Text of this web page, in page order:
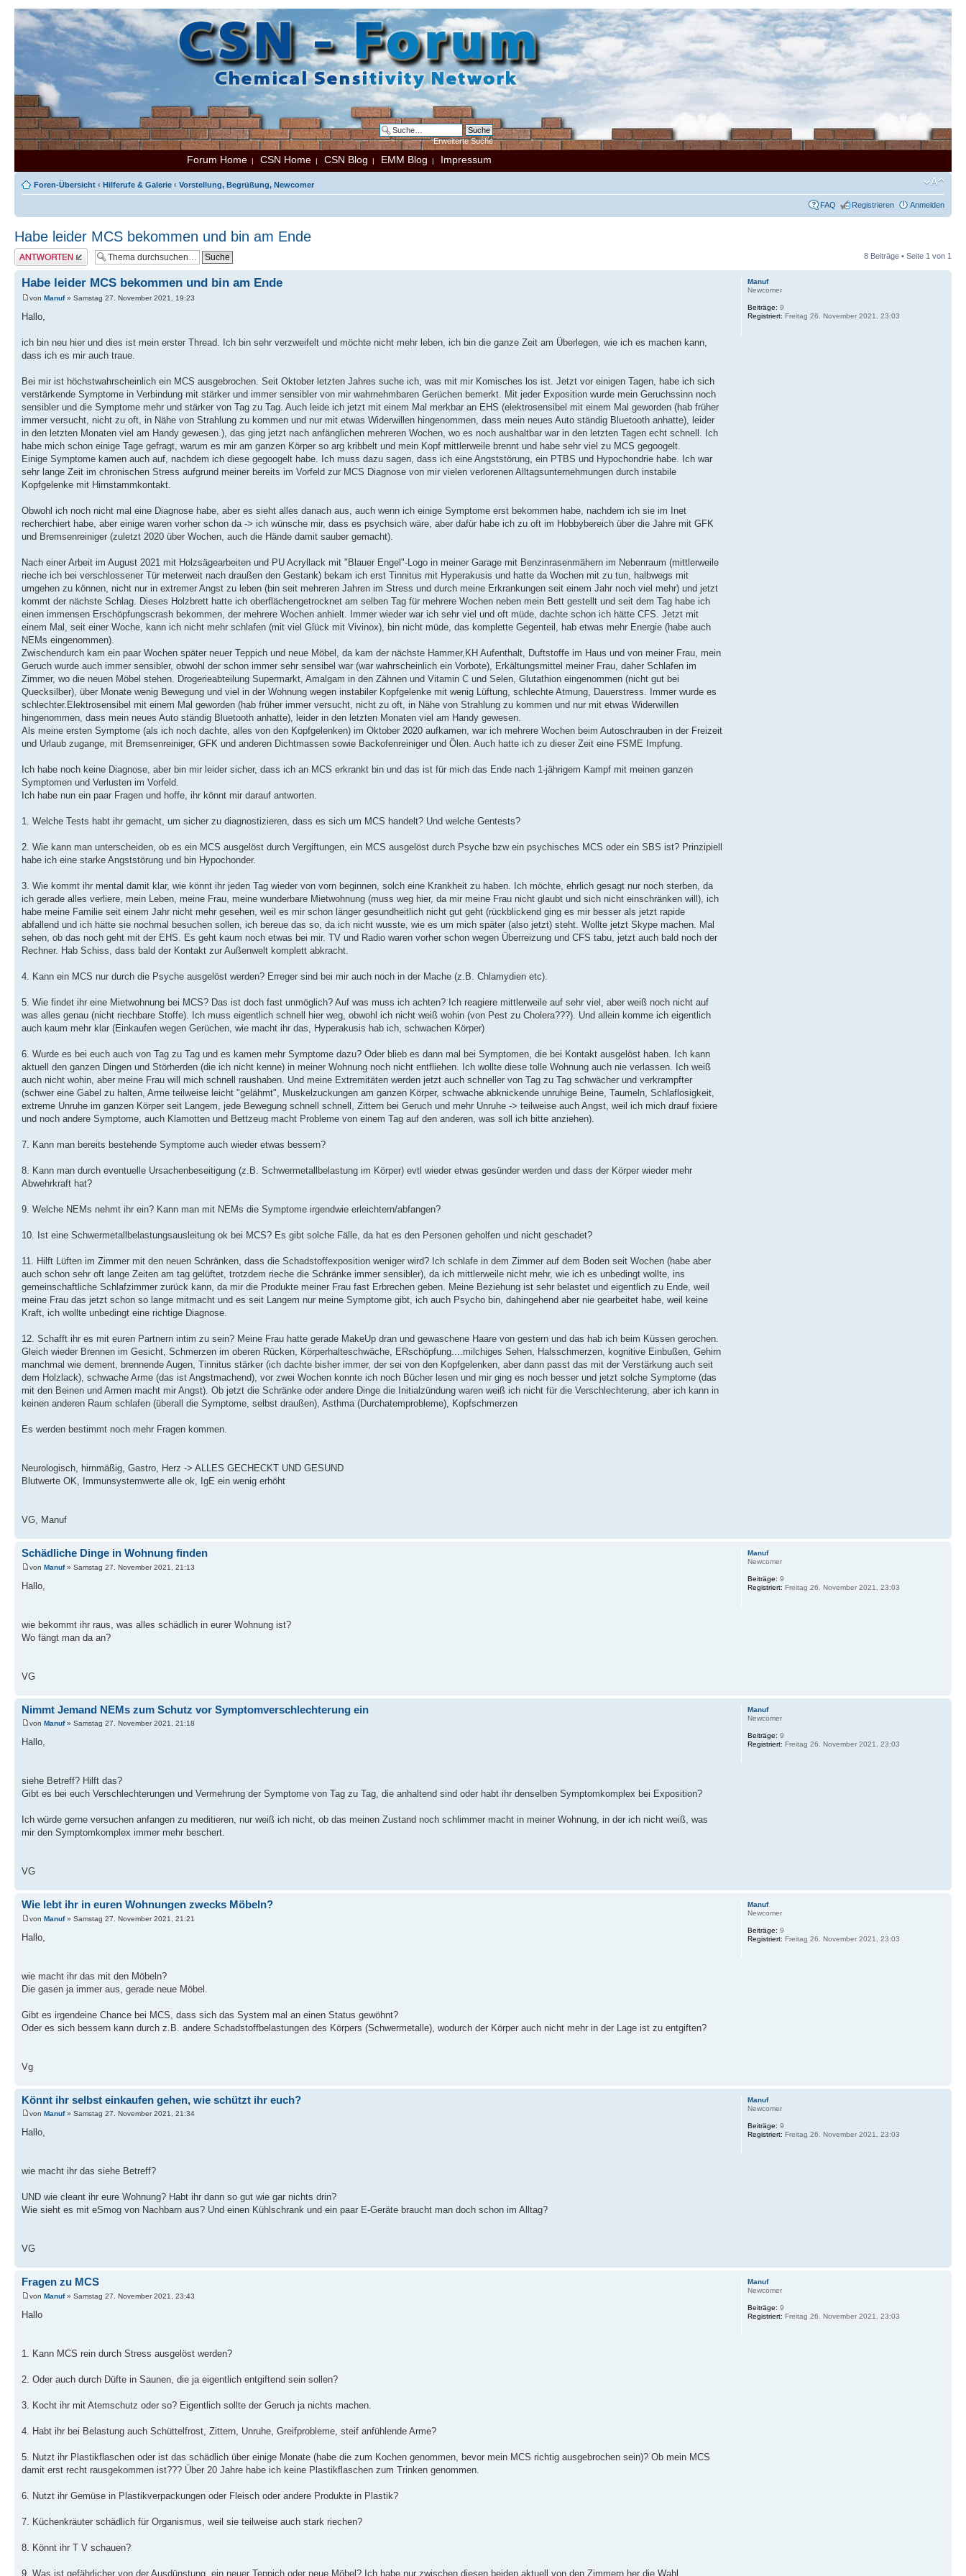
Erweiterte Suche
Forum Home | CSN Home | CSN Blog | EMM Blog | Impressum
Foren-Übersicht ‹ Hilferufe & Galerie ‹ Vorstellung, Begrüßung, Newcomer
FAQ Registrieren Anmelden
Habe leider MCS bekommen und bin am Ende
Antwort erstellen 8 Beiträge • Seite 1 von 1
Habe leider MCS bekommen und bin am Ende
von Manuf» Samstag 27. November 2021, 19:23
Hallo,
ich bin neu hier und dies ist mein erster Thread. Ich bin sehr verzweifelt und möchte nicht mehr leben, ich bin die ganze Zeit am Überlegen, wie ich es machen kann,
dass ich es mir auch traue.
Bei mir ist höchstwahrscheinlich ein MCS ausgebrochen. Seit Oktober letzten Jahres suche ich, was mit mir Komisches los ist. Jetzt vor einigen Tagen, habe ich sich
verstärkende Symptome in Verbindung mit stärker und immer sensibler von mir wahrnehmbaren Gerüchen bemerkt. Mit jeder Exposition wurde mein Geruchssinn noch
sensibler und die Symptome mehr und stärker von Tag zu Tag. Auch leide ich jetzt mit einem Mal merkbar an EHS (elektrosensibel mit einem Mal geworden (hab früher
immer versucht, nicht zu oft, in Nähe von Strahlung zu kommen und nur mit etwas Widerwillen hingenommen, dass mein neues Auto ständig Bluetooth anhatte), leider
in den letzten Monaten viel am Handy gewesen.), das ging jetzt nach anfänglichen mehreren Wochen, wo es noch aushaltbar war in den letzten Tagen echt schnell. Ich
habe mich schon einige Tage gefragt, warum es mir am ganzen Körper so arg kribbelt und mein Kopf mittlerweile brennt und habe sehr viel zu MCS gegoogelt.
Einige Symptome kamen auch auf, nachdem ich diese gegoogelt habe. Ich muss dazu sagen, dass ich eine Angststörung, ein PTBS und Hypochondrie habe. Ich war
sehr lange Zeit im chronischen Stress aufgrund meiner bereits im Vorfeld zur MCS Diagnose von mir vielen verlorenen Alltagsunternehmungen durch instabile
Kopfgelenke mit Hirnstammkontakt.
Obwohl ich noch nicht mal eine Diagnose habe, aber es sieht alles danach aus, auch wenn ich einige Symptome erst bekommen habe, nachdem ich sie im Inet
recherchiert habe, aber einige waren vorher schon da -> ich wünsche mir, dass es psychsich wäre, aber dafür habe ich zu oft im Hobbybereich über die Jahre mit GFK
und Bremsenreiniger (zuletzt 2020 über Wochen, auch die Hände damit sauber gemacht).
Nach einer Arbeit im August 2021 mit Holzsägearbeiten und PU Acryllack mit "Blauer Engel"-Logo in meiner Garage mit Benzinrasenmähern im Nebenraum (mittlerweile
rieche ich bei verschlossener Tür meterweit nach draußen den Gestank) bekam ich erst Tinnitus mit Hyperakusis und hatte da Wochen mit zu tun, halbwegs mit
umgehen zu können, nicht nur in extremer Angst zu leben (bin seit mehreren Jahren im Stress und durch meine Erkrankungen seit einem Jahr noch viel mehr) und jetzt
kommt der nächste Schlag. Dieses Holzbrett hatte ich oberflächengetrocknet am selben Tag für mehrere Wochen neben mein Bett gestellt und seit dem Tag habe ich
einen immensen Erschöpfungscrash bekommen, der mehrere Wochen anhielt. Immer wieder war ich sehr viel und oft müde, dachte schon ich hätte CFS. Jetzt mit
einem Mal, seit einer Woche, kann ich nicht mehr schlafen (mit viel Glück mit Vivinox), bin nicht müde, das komplette Gegenteil, hab etwas mehr Energie (habe auch
NEMs eingenommen).
Zwischendurch kam ein paar Wochen später neuer Teppich und neue Möbel, da kam der nächste Hammer,KH Aufenthalt, Duftstoffe im Haus und von meiner Frau, mein
Geruch wurde auch immer sensibler, obwohl der schon immer sehr sensibel war (war wahrscheinlich ein Vorbote), Erkältungsmittel meiner Frau, daher Schlafen im
Zimmer, wo die neuen Möbel stehen. Drogerieabteilung Supermarkt, Amalgam in den Zähnen und Vitamin C und Selen, Glutathion eingenommen (nicht gut bei
Quecksilber), über Monate wenig Bewegung und viel in der Wohnung wegen instabiler Kopfgelenke mit wenig Lüftung, schlechte Atmung, Dauerstress. Immer wurde es
schlechter.Elektrosensibel mit einem Mal geworden (hab früher immer versucht, nicht zu oft, in Nähe von Strahlung zu kommen und nur mit etwas Widerwillen
hingenommen, dass mein neues Auto ständig Bluetooth anhatte), leider in den letzten Monaten viel am Handy gewesen.
Als meine ersten Symptome (als ich noch dachte, alles von den Kopfgelenken) im Oktober 2020 aufkamen, war ich mehrere Wochen beim Autoschrauben in der Freizeit
und Urlaub zugange, mit Bremsenreiniger, GFK und anderen Dichtmassen sowie Backofenreiniger und Ölen. Auch hatte ich zu dieser Zeit eine FSME Impfung.
Ich habe noch keine Diagnose, aber bin mir leider sicher, dass ich an MCS erkrankt bin und das ist für mich das Ende nach 1-jährigem Kampf mit meinen ganzen
Symptomen und Verlusten im Vorfeld.
Ich habe nun ein paar Fragen und hoffe, ihr könnt mir darauf antworten.
1. Welche Tests habt ihr gemacht, um sicher zu diagnostizieren, dass es sich um MCS handelt? Und welche Gentests?
2. Wie kann man unterscheiden, ob es ein MCS ausgelöst durch Vergiftungen, ein MCS ausgelöst durch Psyche bzw ein psychisches MCS oder ein SBS ist? Prinzipiell
habe ich eine starke Angststörung und bin Hypochonder.
3. Wie kommt ihr mental damit klar, wie könnt ihr jeden Tag wieder von vorn beginnen, solch eine Krankheit zu haben. Ich möchte, ehrlich gesagt nur noch sterben, da
ich gerade alles verliere, mein Leben, meine Frau, meine wunderbare Mietwohnung (muss weg hier, da mir meine Frau nicht glaubt und sich nicht einschränken will), ich
habe meine Familie seit einem Jahr nicht mehr gesehen, weil es mir schon länger gesundheitlich nicht gut geht (rückblickend ging es mir besser als jetzt rapide
abfallend und ich hätte sie nochmal besuchen sollen, ich bereue das so, da ich nicht wusste, wie es um mich später (also jetzt) steht. Wollte jetzt Skype machen. Mal
sehen, ob das noch geht mit der EHS. Es geht kaum noch etwas bei mir. TV und Radio waren vorher schon wegen Überreizung und CFS tabu, jetzt auch bald noch der
Rechner. Hab Schiss, dass bald der Kontakt zur Außenwelt komplett abkracht.
4. Kann ein MCS nur durch die Psyche ausgelöst werden? Erreger sind bei mir auch noch in der Mache (z.B. Chlamydien etc).
5. Wie findet ihr eine Mietwohnung bei MCS? Das ist doch fast unmöglich? Auf was muss ich achten? Ich reagiere mittlerweile auf sehr viel, aber weiß noch nicht auf
was alles genau (nicht riechbare Stoffe). Ich muss eigentlich schnell hier weg, obwohl ich nicht weiß wohin (von Pest zu Cholera???). Und allein komme ich eigentlich
auch kaum mehr klar (Einkaufen wegen Gerüchen, wie macht ihr das, Hyperakusis hab ich, schwachen Körper)
6. Wurde es bei euch auch von Tag zu Tag und es kamen mehr Symptome dazu? Oder blieb es dann mal bei Symptomen, die bei Kontakt ausgelöst haben. Ich kann
aktuell den ganzen Dingen und Störherden (die ich nicht kenne) in meiner Wohnung noch nicht entfliehen. Ich wollte diese tolle Wohnung auch nie verlassen. Ich weiß
auch nicht wohin, aber meine Frau will mich schnell raushaben. Und meine Extremitäten werden jetzt auch schneller von Tag zu Tag schwächer und verkrampfter
(schwer eine Gabel zu halten, Arme teilweise leicht "gelähmt", Muskelzuckungen am ganzen Körper, schwache abknickende unruhige Beine, Taumeln, Schlaflosigkeit,
extreme Unruhe im ganzen Körper seit Langem, jede Bewegung schnell schnell, Zittern bei Geruch und mehr Unruhe -> teilweise auch Angst, weil ich mich drauf fixiere
und noch andere Symptome, auch Klamotten und Bettzeug macht Probleme von einem Tag auf den anderen, was soll ich bitte anziehen).
7. Kann man bereits bestehende Symptome auch wieder etwas bessern?
8. Kann man durch eventuelle Ursachenbeseitigung (z.B. Schwermetallbelastung im Körper) evtl wieder etwas gesünder werden und dass der Körper wieder mehr
Abwehrkraft hat?
9. Welche NEMs nehmt ihr ein? Kann man mit NEMs die Symptome irgendwie erleichtern/abfangen?
10. Ist eine Schwermetallbelastungsausleitung ok bei MCS? Es gibt solche Fälle, da hat es den Personen geholfen und nicht geschadet?
11. Hilft Lüften im Zimmer mit den neuen Schränken, dass die Schadstoffexposition weniger wird? Ich schlafe in dem Zimmer auf dem Boden seit Wochen (habe aber
auch schon sehr oft lange Zeiten am tag gelüftet, trotzdem rieche die Schränke immer sensibler), da ich mittlerweile nicht mehr, wie ich es unbedingt wollte, ins
gemeinschaftliche Schlafzimmer zurück kann, da mir die Produkte meiner Frau fast Erbrechen geben. Meine Beziehung ist sehr belastet und eigentlich zu Ende, weil
meine Frau das jetzt schon so lange mitmacht und es seit Langem nur meine Symptome gibt, ich auch Psycho bin, dahingehend aber nie gearbeitet habe, weil keine
Kraft, ich wollte unbedingt eine richtige Diagnose.
12. Schafft ihr es mit euren Partnern intim zu sein? Meine Frau hatte gerade MakeUp dran und gewaschene Haare von gestern und das hab ich beim Küssen gerochen.
Gleich wieder Brennen im Gesicht, Schmerzen im oberen Rücken, Körperhalteschwäche, ERschöpfung....milchiges Sehen, Halsschmerzen, kognitive Einbußen, Gehirn
manchmal wie dement, brennende Augen, Tinnitus stärker (ich dachte bisher immer, der sei von den Kopfgelenken, aber dann passt das mit der Verstärkung auch seit
dem Holzlack), schwache Arme (das ist Angstmachend), vor zwei Wochen konnte ich noch Bücher lesen und mir ging es noch besser und jetzt solche Symptome (das
mit den Beinen und Armen macht mir Angst). Ob jetzt die Schränke oder andere Dinge die Initialzündung waren weiß ich nicht für die Verschlechterung, aber ich kann in
keinen anderen Raum schlafen (überall die Symptome, selbst draußen), Asthma (Durchatemprobleme), Kopfschmerzen
Es werden bestimmt noch mehr Fragen kommen.
Neurologisch, hirnmäßig, Gastro, Herz -> ALLES GECHECKT UND GESUND
Blutwerte OK, Immunsystemwerte alle ok, IgE ein wenig erhöht
VG, Manuf
Manuf
Newcomer
Beiträge: 9
Registriert: Freitag 26. November 2021, 23:03
Schädliche Dinge in Wohnung finden
von Manuf» Samstag 27. November 2021, 21:13
Hallo,
wie bekommt ihr raus, was alles schädlich in eurer Wohnung ist?
Wo fängt man da an?
VG
Manuf
Newcomer
Beiträge: 9
Registriert: Freitag 26. November 2021, 23:03
Nimmt Jemand NEMs zum Schutz vor Symptomverschlechterung ein
von Manuf» Samstag 27. November 2021, 21:18
Hallo,
siehe Betreff? Hilft das?
Gibt es bei euch Verschlechterungen und Vermehrung der Symptome von Tag zu Tag, die anhaltend sind oder habt ihr denselben Symptomkomplex bei Exposition?
Ich würde gerne versuchen anfangen zu meditieren, nur weiß ich nicht, ob das meinen Zustand noch schlimmer macht in meiner Wohnung, in der ich nicht weiß, was
mir den Symptomkomplex immer mehr beschert.
VG
Manuf
Newcomer
Beiträge: 9
Registriert: Freitag 26. November 2021, 23:03
Wie lebt ihr in euren Wohnungen zwecks Möbeln?
von Manuf» Samstag 27. November 2021, 21:21
Hallo,
wie macht ihr das mit den Möbeln?
Die gasen ja immer aus, gerade neue Möbel.
Gibt es irgendeine Chance bei MCS, dass sich das System mal an einen Status gewöhnt?
Oder es sich bessern kann durch z.B. andere Schadstoffbelastungen des Körpers (Schwermetalle), wodurch der Körper auch nicht mehr in der Lage ist zu entgiften?
Vg
Manuf
Newcomer
Beiträge: 9
Registriert: Freitag 26. November 2021, 23:03
Könnt ihr selbst einkaufen gehen, wie schützt ihr euch?
von Manuf» Samstag 27. November 2021, 21:34
Hallo,
wie macht ihr das siehe Betreff?
UND wie cleant ihr eure Wohnung? Habt ihr dann so gut wie gar nichts drin?
Wie sieht es mit eSmog von Nachbarn aus? Und einen Kühlschrank und ein paar E-Geräte braucht man doch schon im Alltag?
VG
Manuf
Newcomer
Beiträge: 9
Registriert: Freitag 26. November 2021, 23:03
Fragen zu MCS
von Manuf» Samstag 27. November 2021, 23:43
Hallo
1. Kann MCS rein durch Stress ausgelöst werden?
2. Oder auch durch Düfte in Saunen, die ja eigentlich entgiftend sein sollen?
3. Kocht ihr mit Atemschutz oder so? Eigentlich sollte der Geruch ja nichts machen.
4. Habt ihr bei Belastung auch Schüttelfrost, Zittern, Unruhe, Greifprobleme, steif anfühlende Arme?
5. Nutzt ihr Plastikflaschen oder ist das schädlich über einige Monate (habe die zum Kochen genommen, bevor mein MCS richtig ausgebrochen sein)? Ob mein MCS
damit erst recht rausgekommen ist??? Über 20 Jahre habe ich keine Plastikflaschen zum Trinken genommen.
6. Nutzt ihr Gemüse in Plastikverpackungen oder Fleisch oder andere Produkte in Plastik?
7. Küchenkräuter schädlich für Organismus, weil sie teilweise auch stark riechen?
8. Könnt ihr T V schauen?
9. Was ist gefährlicher von der Ausdünstung, ein neuer Teppich oder neue Möbel? Ich habe nur zwischen diesen beiden aktuell von den Zimmern her die Wahl.
Manuf
Newcomer
Beiträge: 9
Registriert: Freitag 26. November 2021, 23:03